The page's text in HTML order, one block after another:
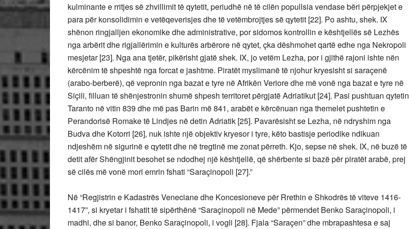
kulminante e rritjes së zhvillimit të qytetit, periudhë në të cilën popullsia vendase bëri përpjekjet e
para për konsolidimin e vetëqeverisjes dhe të vetëmbrojtjes së qytetit [22]. Po ashtu, shek. IX
shënon ringjalljen ekonomike dhe administrative, por sidomos kontrollin e kështjellës së Lezhës
nga arbërit dhe rigjallërimin e kulturës arbërore në qytet, çka dëshmohet qartë edhe nga Nekropoli
mesjetar [23]. Nga ana tjetër, pikërisht gjatë shek. IX, jo vetëm Lezha, por i gjithë rajoni ishte nën
kërcënim të shpeshtë nga forcat e jashtme. Piratët myslimanë të njohur kryesisht si saraçenë
(arabo-berberë), që vepronin nga bazat e tyre në Afrikën Veriore dhe më vonë nga bazat e tyre në
Siçili, filluan të shënjestronin shumë shpesh territoret përgjatë Adriatikut [24]. Pasi pushtuan qytetin
Taranto në vitin 839 dhe më pas Barin më 841, arabët e kërcënuan nga themelet pushtetin e
Perandorisë Romake të Lindjes në detin Adriatik [25]. Pavarësisht se Lezha, në ndryshim nga
Budva dhe Kotorri [26], nuk ishte një objektiv kryesor i tyre, këto bastisje periodike ndikuan
ndjeshëm në sigurinë e qytetit dhe në tregtinë me zonat përreth. Kjo, sepse në shek. IX, në buzë të
detit afër Shëngjinit besohet se ndodhej një kështjellë, që shërbente si bazë për piratët arabë, prej
së cilës më vonë mori emrin fshati “Saraçinopoli [27].”
Në “Regjistrin e Kadastrës Veneciane dhe Koncesioneve për Rrethin e Shkodrës të viteve 1416-
1417”, si kryetar i fshatit të sipërthënë “Saraçinopoli në Mede” përmendet Benko Saraçinopoli, i
madhi, dhe si banor, Benko Saraçinopoli, i vogli [28]. Fjala “Saraçen” dhe mbrapashtesa e saj